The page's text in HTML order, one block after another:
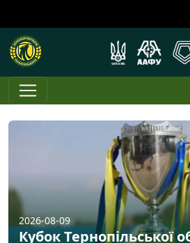
2026-08-09
Кубок Тернопільської